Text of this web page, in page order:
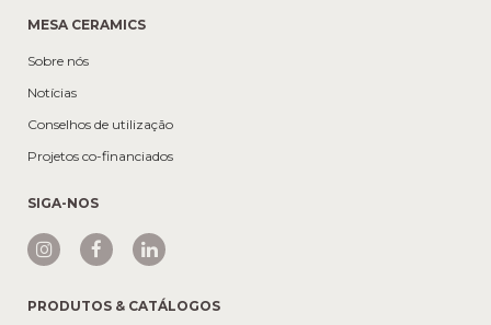
MESA CERAMICS
Sobre nós
Notícias
Conselhos de utilização
Projetos co-financiados
SIGA-NOS
PRODUTOS & CATÁLOGOS